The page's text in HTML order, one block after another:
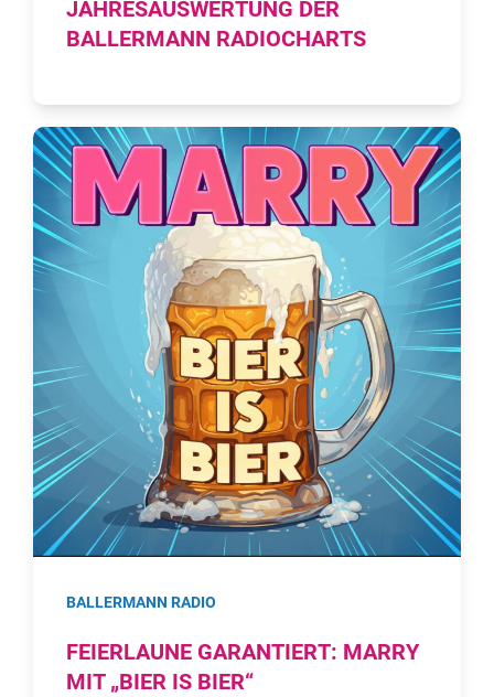
JAHRESAUSWERTUNG DER
BALLERMANN RADIOCHARTS
BALLERMANN RADIO
FEIERLAUNE GARANTIERT: MARRY
MIT „BIER IS BIER“